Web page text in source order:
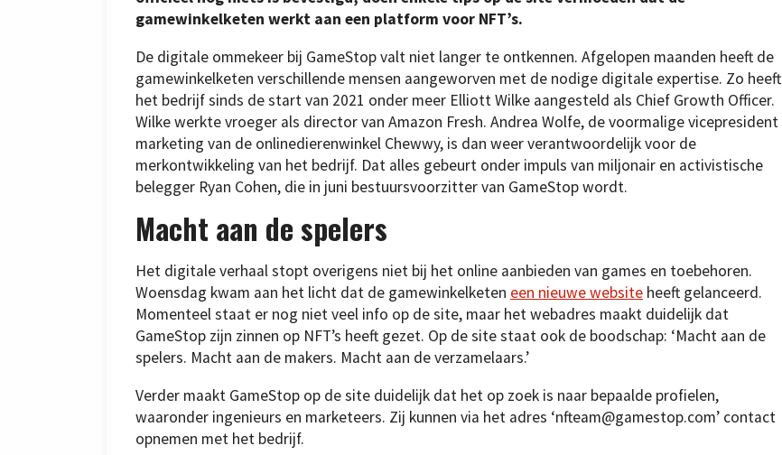
gamewinkelketen werkt aan een platform voor NFT’s.
De digitale ommekeer bij GameStop valt niet langer te ontkennen. Afgelopen maanden heeft de
gamewinkelketen verschillende mensen aangeworven met de nodige digitale expertise. Zo heeft
het bedrijf sinds de start van 2021 onder meer Elliott Wilke aangesteld als Chief Growth Officer.
Wilke werkte vroeger als director van Amazon Fresh. Andrea Wolfe, de voormalige vicepresident
marketing van de onlinedierenwinkel Chewwy, is dan weer verantwoordelijk voor de
merkontwikkeling van het bedrijf. Dat alles gebeurt onder impuls van miljonair en activistische
belegger Ryan Cohen, die in juni bestuursvoorzitter van GameStop wordt.
Macht aan de spelers
Het digitale verhaal stopt overigens niet bij het online aanbieden van games en toebehoren.
Woensdag kwam aan het licht dat de gamewinkelketen een nieuwe website heeft gelanceerd.
Momenteel staat er nog niet veel info op de site, maar het webadres maakt duidelijk dat
GameStop zijn zinnen op NFT’s heeft gezet. Op de site staat ook de boodschap: ‘Macht aan de
spelers. Macht aan de makers. Macht aan de verzamelaars.’
Verder maakt GameStop op de site duidelijk dat het op zoek is naar bepaalde profielen,
waaronder ingenieurs en marketeers. Zij kunnen via het adres ‘nfteam@gamestop.com’ contact
opnemen met het bedrijf.